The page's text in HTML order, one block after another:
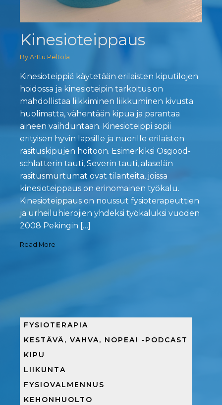
Kinesioteippaus
By Arttu Peltola
Kinesioteippiä käytetään erilaisten kiputilojen
hoidossa ja kinesioteipin tarkoitus on
mahdollistaa liikkiminen liikkuminen kivusta
huolimatta, vähentään kipua ja parantaa
aineen vaihduntaan. Kinesioteippi sopii
erityisen hyvin lapsille ja nuorille erilaisten
rasituskipujen hoitoon. Esimerkiksi Osgood-
schlatterin tauti, Severin tauti, alaselän
rasitusmurtumat ovat tilanteita, joissa
kinesioteippaus on erinomainen työkalu.
Kinesioteippaus on noussut fysioterapeuttien
ja urheiluhierojien yhdeksi työkaluksi vuoden
2008 Pekingin […]
Read More
FYSIOTERAPIA
KESTÄVÄ, VAHVA, NOPEA! -PODCAST
KIPU
LIIKUNTA
FYSIOVALMENNUS
KEHONHUOLTO